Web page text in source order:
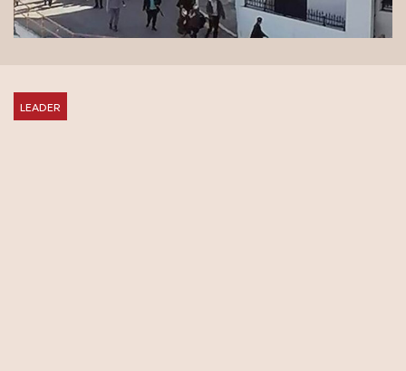
LEADER